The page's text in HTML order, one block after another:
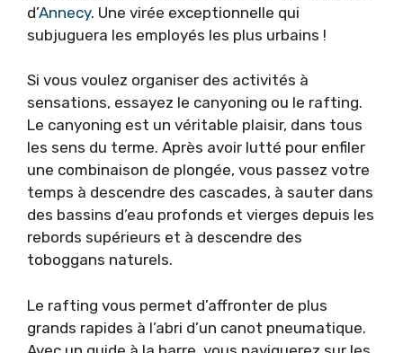
d’Annecy. Une virée exceptionnelle qui
subjuguera les employés les plus urbains !
Si vous voulez organiser des activités à
sensations, essayez le canyoning ou le rafting.
Le canyoning est un véritable plaisir, dans tous
les sens du terme. Après avoir lutté pour enfiler
une combinaison de plongée, vous passez votre
temps à descendre des cascades, à sauter dans
des bassins d’eau profonds et vierges depuis les
rebords supérieurs et à descendre des
toboggans naturels.
Le rafting vous permet d’affronter de plus
grands rapides à l’abri d’un canot pneumatique.